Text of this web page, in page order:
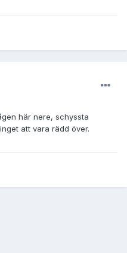
här nere, schyssta
att vara rädd över.